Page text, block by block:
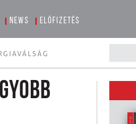
News Előfizetés